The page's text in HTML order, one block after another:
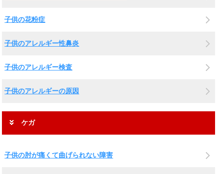
子供の花粉症
子供のアレルギー性鼻炎
子供のアレルギー検査
子供のアレルギーの原因
ケガ
子供の肘が痛くて曲げられない障害